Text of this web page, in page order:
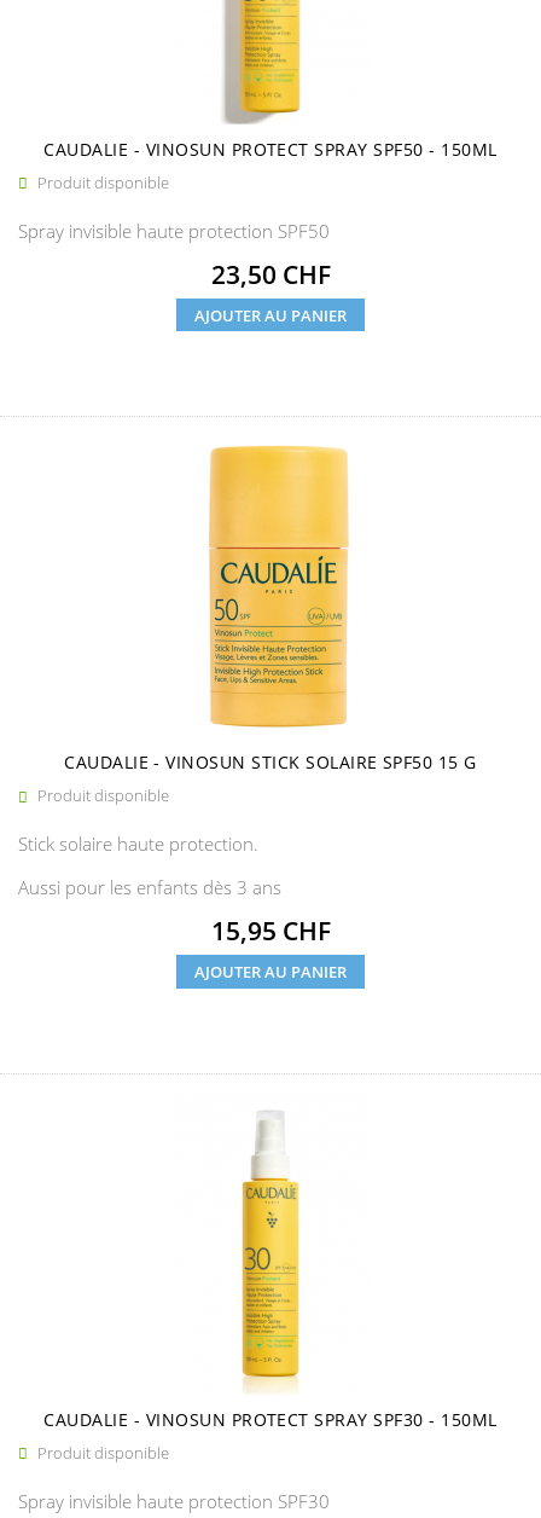
CAUDALIE - VINOSUN PROTECT SPRAY SPF50 - 150ML
 Produit disponible
Spray invisible haute protection SPF50
Prix
23,50 CHF
AJOUTER AU PANIER
CAUDALIE - VINOSUN STICK SOLAIRE SPF50 15 G
 Produit disponible
Stick solaire haute protection.
Aussi pour les enfants dès 3 ans
Prix
15,95 CHF
AJOUTER AU PANIER
CAUDALIE - VINOSUN PROTECT SPRAY SPF30 - 150ML
 Produit disponible
Spray invisible haute protection SPF30